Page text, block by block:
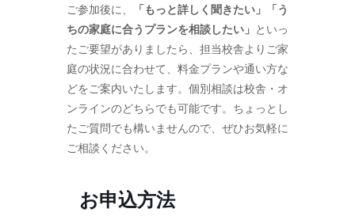
ご参加後に、
「もっと詳しく聞きたい」「う
ちの家庭に合うプランを相談したい」 といっ
たご要望がありましたら、担当校舎よりご家
庭の状況に合わせて、料金プランや通い方な
どをご案内いたします。個別相談は校舎・オ
ンラインのどちらでも可能です。ちょっとし
たご質問でも構いませんので、ぜひお気軽に
ご相談ください。
お申込方法